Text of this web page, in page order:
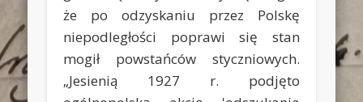
że po odzyskaniu przez Polskę
niepodległości poprawi się stan
mogił powstańców styczniowych.
„Jesienią 1927 r. podjęto